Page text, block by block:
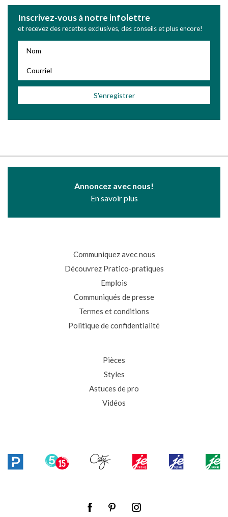
Inscrivez-vous à notre infolettre
et recevez des recettes exclusives, des conseils et plus encore!
Annoncez avec nous!
En savoir plus
Communiquez avec nous
Découvrez Pratico-pratiques
Emplois
Communiqués de presse
Termes et conditions
Politique de confidentialité
Pièces
Styles
Astuces de pro
Vidéos